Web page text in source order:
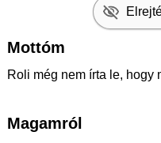
Mottóm
Roli még nem írta le, hogy
Magamról